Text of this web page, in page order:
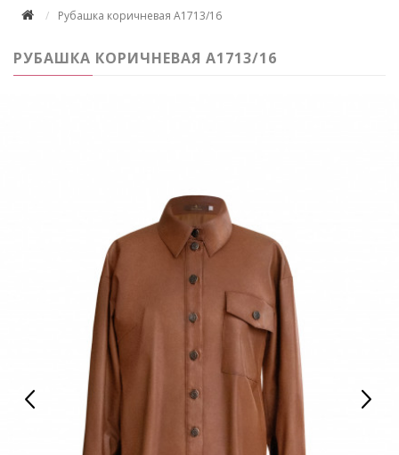
Рубашка коричневая A1713/16
РУБАШКА КОРИЧНЕВАЯ A1713/16